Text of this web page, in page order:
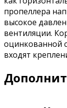
пропеллера
высокое
вентиляции.
оцинкованной
входят